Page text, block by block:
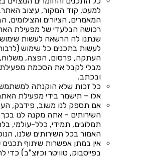
למעט, קוד המקור, עיצוב
המאמרים, הציורים והצילומים,
רכושה הבלעדי של מפעילת
שנתנו לה הרשאה לעשות שימוש
לעשות בתכנים כל שימוש
העתקה, פרסום, הפצה, משלוח,
מבלי לקבל את הסכמת
ובכתב.
כל זכות שלא הוקנתה
אלו – תישמר בידי מפעילת
אם תספק לנו משוב, פידבק,
השירותים – אתה מקנה לנו בכך
תמלוגים, תמידי, כלל-עולמי,
האמור בכל השירותים שלנו,
אין במתן אפשרות שיתוף
בפייסבוק, טוויטר וכיוצ"ב) כדי